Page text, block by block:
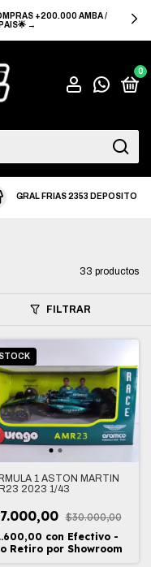
+200.000 AMBA /
→
0
GRAL FRIAS 2353 DEPOSITO
33 productos
FILTRAR
1 ASTON MARTIN
2023 1/43
$30.000,00
con Efectivo -
Retiro por Showroom